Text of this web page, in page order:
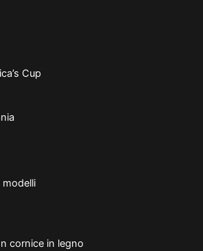
Cup
modelli
cornice in legno